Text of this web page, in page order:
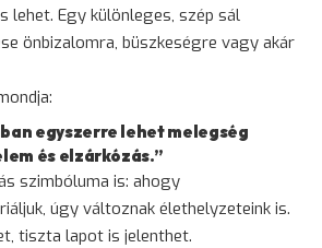
lehet. Egy különleges, szép sál
önbizalomra, büszkeségre vagy akár
egyszerre lehet melegség
és elzárkózás.”
szimbóluma is: ahogy
úgy változnak élethelyzeteink is.
tiszta lapot is jelenthet.